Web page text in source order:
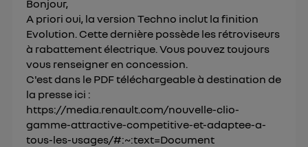
Bonjour,
A priori oui, la version Techno inclut la finition
Evolution. Cette dernière possède les rétroviseurs
à rabattement électrique. Vous pouvez toujours
vous renseigner en concession.
C'est dans le PDF téléchargeable à destination de
la presse ici :
https://media.renault.com/nouvelle-clio-
gamme-attractive-competitive-et-adaptee-a-
tous-les-usages/#:~:text=Document
Politique d'information sur les données
personnelles d'Utiq.